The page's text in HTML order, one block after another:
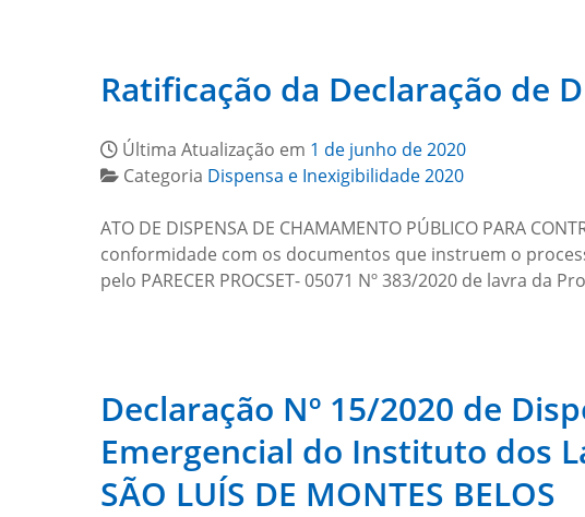
Ratificação da Declaração de
Última Atualização em 1 de junho de 2020
Categoria Dispensa e Inexigibilidade 2020
ATO DE DISPENSA DE CHAMAMENTO PÚBLICO PARA
conformidade com os documentos que instruem o
pelo PARECER PROCSET- 05071 Nº 383/2020 de lavra da
Declaração Nº 15/2020 de
Emergencial do Instituto dos
SÃO LUÍS DE MONTES BELOS